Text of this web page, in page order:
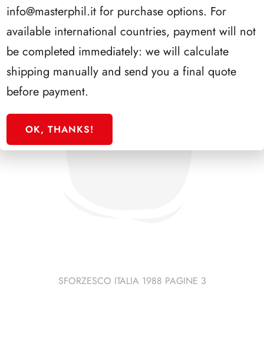
SFORZESCO ITALIA 1988 PAGINE 3
info@masterphil.it for purchase options. For
available international countries, payment will not
be completed immediately: we will calculate
shipping manually and send you a final quote
before payment.
OK, THANKS!